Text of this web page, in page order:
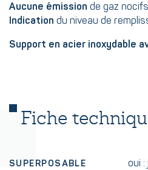
Aucune émission de gaz
Indication du niveau de
Support en acier inoxydable
Fiche
SUPERPOSABLE
oui